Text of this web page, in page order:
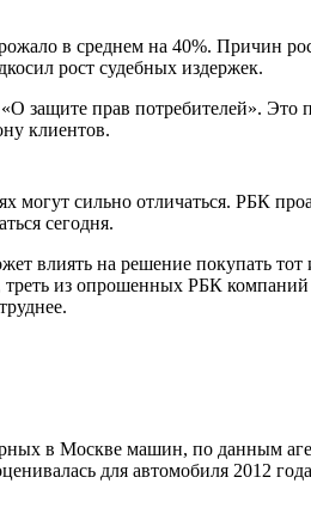
в среднем на 40%. Причин
рост судебных издержек.
защите прав потребителей». Это
клиентов.
могут сильно отличаться. РБК
сегодня.
влиять на решение покупать
из опрошенных РБК
в Москве машин, по данным
для автомобиля 2012